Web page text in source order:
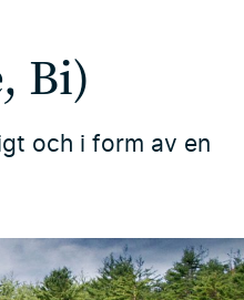
Bi)
och i form av en